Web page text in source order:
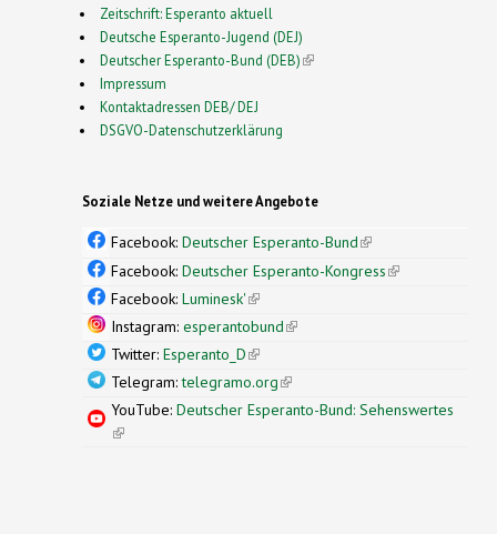
Zeitschrift: Esperanto aktuell
Deutsche Esperanto-Jugend (DEJ)
Deutscher Esperanto-Bund (DEB)(link is external)
Impressum
Kontaktadressen DEB/ DEJ
DSGVO-Datenschutzerklärung
Soziale Netze und weitere Angebote
Facebook: Deutscher Esperanto-Bund(link is
external)
Facebook: Deutscher Esperanto-Kongress(link is
Facebook: Luminesk'(link is external)
Instagram: esperantobund(link is external)
Twitter: Esperanto_D(link is external)
Telegram:telegramo.org(link is external)
YouTube: Deutscher Esperanto-Bund: Sehenswertes
(link is external)